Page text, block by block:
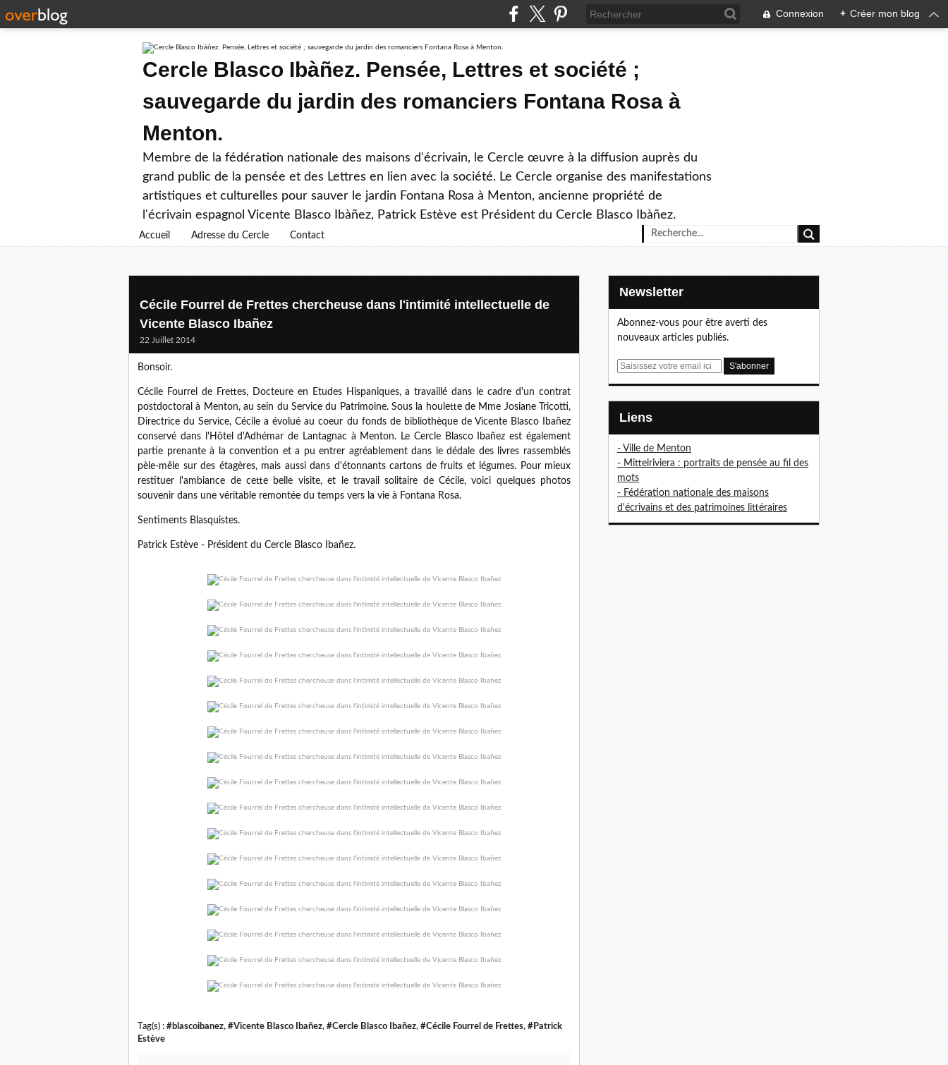
Connexion + Créer mon blog
Cercle Blasco Ibàñez. Pensée, Lettres et société ;
sauvegarde du jardin des romanciers Fontana Rosa à
Menton.
Membre de la fédération nationale des maisons d'écrivain, le Cercle œuvre à la diffusion auprès du
grand public de la pensée et des Lettres en lien avec la société. Le Cercle organise des manifestations
artistiques et culturelles pour sauver le jardin Fontana Rosa à Menton, ancienne propriété de
l'écrivain espagnol Vicente Blasco Ibàñez, Patrick Estève est Président du Cercle Blasco Ibàñez.
Accueil Adresse du Cercle Contact
Cécile Fourrel de Frettes chercheuse dans l'intimité intellectuelle de
Vicente Blasco Ibañez
22 Juillet 2014
Bonsoir.
Cécile Fourrel de Frettes, Docteure en Etudes Hispaniques, a travaillé dans le cadre d'un contrat
postdoctoral à Menton, au sein du Service du Patrimoine. Sous la houlette de Mme Josiane Tricotti,
Directrice du Service, Cécile a évolué au coeur du fonds de bibliothèque de Vicente Blasco Ibañez
conservé dans l'Hôtel d'Adhémar de Lantagnac à Menton. Le Cercle Blasco Ibañez est également
partie prenante à la convention et a pu entrer agréablement dans le dédale des livres rassemblés
pèle-mêle sur des étagères, mais aussi dans d'étonnants cartons de fruits et légumes. Pour mieux
restituer l'ambiance de cette belle visite, et le travail solitaire de Cécile, voici quelques photos
souvenir dans une véritable remontée du temps vers la vie à Fontana Rosa.
Sentiments Blasquistes.
Patrick Estève - Président du Cercle Blasco Ibañez.
Tag(s) : #blascoibanez, #Vicente Blasco Ibañez, #Cercle Blasco Ibañez, #Cécile Fourrel de Frettes, #Patrick
Estève
Newsletter
Abonnez-vous pour être averti des
nouveaux articles publiés.
E
Liens
- Ville de Menton
- Mittelriviera : portraits de pensée au fil des
mots
- Fédération nationale des maisons
d'écrivains et des patrimoines littéraires